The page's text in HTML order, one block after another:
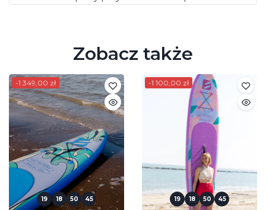
Zobacz także
19 18 50 44
-1 349,00 zł
19 18 50 44
-1 100,00 zł